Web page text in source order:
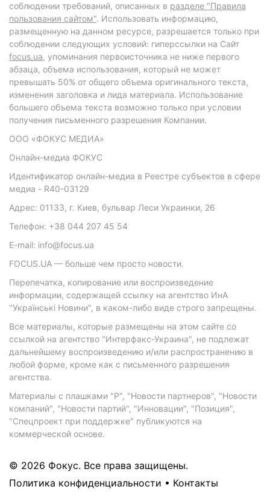
соблюдении требований, описанных в разделе "Правила
пользования сайтом". Использовать информацию,
размещенную на данном ресурсе, разрешается только при
соблюдении следующих условий: гиперссылки на Сайт
focus.ua, упоминания первоисточника не ниже первого
абзаца, объема использования, который не может
превышать 50% от общего объема оригинального текста,
изменения заголовка и лида материала. Использование
большего объема текста возможно только при условии
получения письменного разрешения Компании.
ООО «ФОКУС МЕДИА»
Онлайн-медиа ФОКУС
Идентификатор онлайн-медиа в Реестре субъектов в сфере
медиа - R40-03129
Адрес: 01133, г. Киев, бульвар Леси Украинки, 26
Телефон: +38 044 207 45 54
E-mail: info@focus.ua
FOCUS.UA — больше чем просто новости.
Перепечатка, копирование или воспроизведение
информации, содержащей ссылку на агентство ИнА
"Українські Новини", в каком-либо виде строго запрещены.
Все материалы, которые размещены на этом сайте со
ссылкой на агентство "Интерфакс-Украина", не подлежат
дальнейшему воспроизведению и/или распространению в
любой форме, кроме как с письменного разрешения
агентства.
Материалы с плашками "Р", "Новости партнеров", "Новости
компаний", "Новости партий", "Инновации", "Позиция",
"Спецпроект при поддержке" публикуются на
коммерческой основе.
© 2026 Фокус. Все права защищены.
Политика конфиденциальности • Контакты